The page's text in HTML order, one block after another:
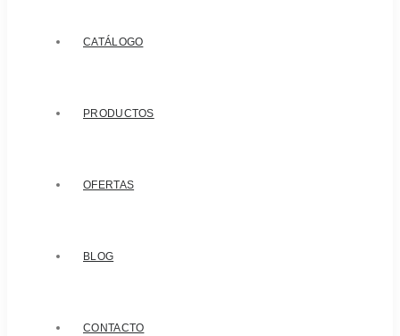
CATÁLOGO
PRODUCTOS
OFERTAS
BLOG
CONTACTO